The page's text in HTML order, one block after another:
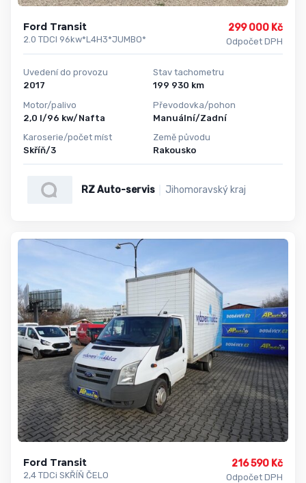
Ford Transit
2.0 TDCI 96kw*L4H3*JUMBO*
299 000 Kč
Odpočet DPH
Uvedení do provozu
2017
Motor/palivo
2,0 l/96 kw/Nafta
Karoserie/počet míst
Skříň/3
Stav tachometru
199 930 km
Převodovka/pohon
Manuální/Zadní
Země původu
Rakousko
RZ Auto-servis Jihomoravský kraj
Ford Transit
2,4 TDCi SKŘÍŇ ČELO
216 590 Kč
Odpočet DPH